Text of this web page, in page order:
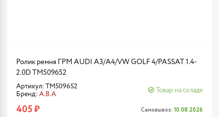
Ролик ремня ГРМ AUDI A3/A4/VW GOLF 4/PASSAT 1.4-
2.0D TM509652
Артикул: TM509652
Бренд: A.B.A
Товар на складе
405 ₽ Самовывоз: 10.08.2026